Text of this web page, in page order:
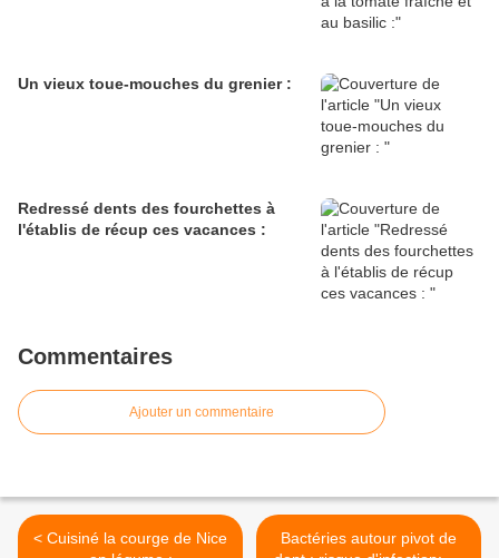
Un vieux toue-mouches du grenier :
Redressé dents des fourchettes à
l'établis de récup ces vacances :
Commentaires
Ajouter un commentaire
< Cuisiné la courge de Nice
Bactéries autour pivot de